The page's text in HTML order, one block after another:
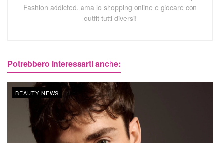
Fashion addicted, ama lo shopping online e giocare con
outfit tutti diversi!
Potrebbero interessarti anche:
BEAUTY NEWS